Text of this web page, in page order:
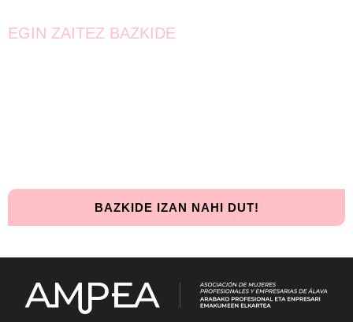
EGIN ZAITEZ BAZKIDE
BAZKIDE IZAN NAHI DUT!